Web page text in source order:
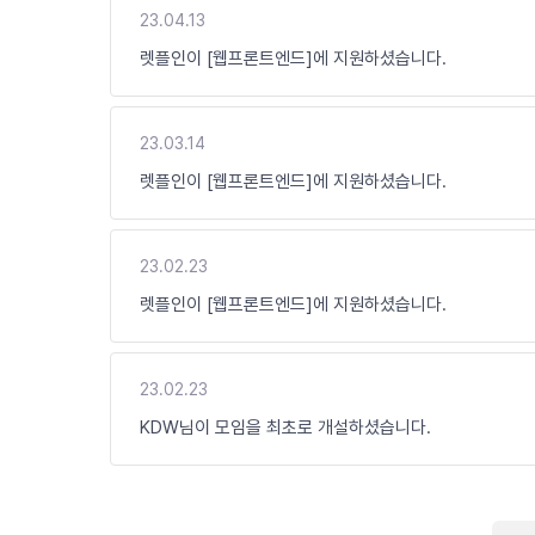
23.04.13
렛플인이 [웹프론트엔드]에 지원하셨습니다.
23.03.14
렛플인이 [웹프론트엔드]에 지원하셨습니다.
23.02.23
렛플인이 [웹프론트엔드]에 지원하셨습니다.
23.02.23
KDW님이 모임을 최초로 개설하셨습니다.